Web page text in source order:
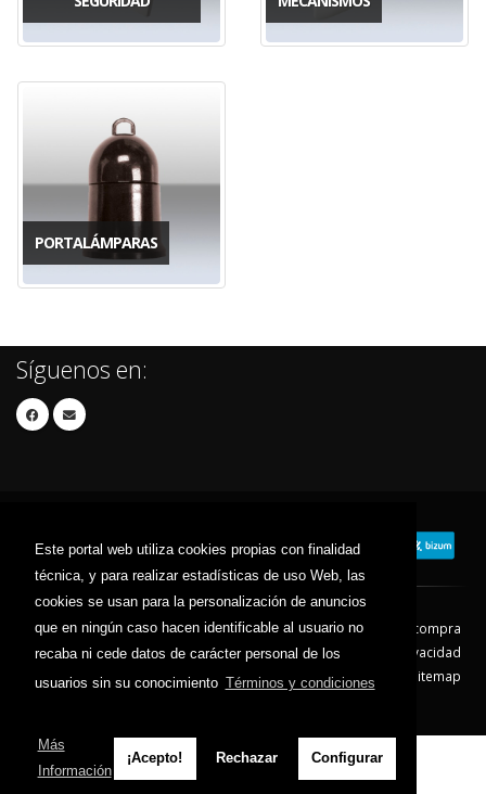
Este portal web utiliza cookies propias con finalidad
técnica, y para realizar estadísticas de uso Web, las
cookies se usan para la personalización de anuncios
que en ningún caso hacen identificable al usuario no
recaba ni cede datos de carácter personal de los
usuarios sin su conocimiento Términos y condiciones
Más
Información
¡Acepto! Rechazar Configurar
PORTALÁMPARAS
Síguenos en:
Contacto Aviso Legal
Condiciones de compra
Política de envíos
Política de devolución
Política de Privacidad
Política de Cookies
Sitemap